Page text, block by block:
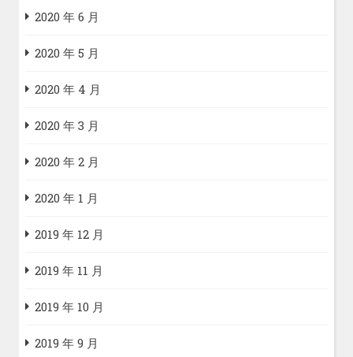
2020 年 6 月
2020 年 5 月
2020 年 4 月
2020 年 3 月
2020 年 2 月
2020 年 1 月
2019 年 12 月
2019 年 11 月
2019 年 10 月
2019 年 9 月